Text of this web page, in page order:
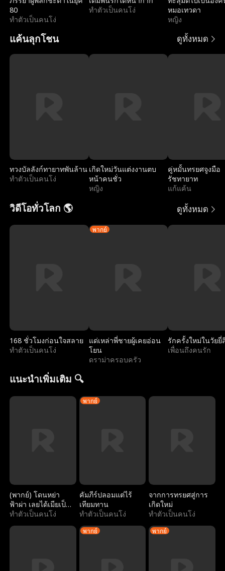
80
ทำตัวเป็นคนโง่
ทำตัวเป็นคนโง่
หมอเทวดา
หญิง
แค้นลุกโชน ดูทั้งหมด
ทวงบัลลังก์ทายาทพันล้าน
ทำตัวเป็นคนโง่
เกิดใหม่วันแต่งงานตบ
หน้าคนชั่ว
หญิง
คู่หมั้นทรยศจูงมือ
รัชทายาท
แก้แค้น
วิดีโอทั่วโลก 🌎 ดูทั้งหมด
168 ชั่วโมงก่อนใจสลาย
ทำตัวเป็นคนโง่
พากย์
แด่เหล่าพี่ชายผู้เคยอ่อน
โยน
ดราม่าครอบครัว
รักครั้งใหม่ในวัยยี่
เพื่อนถึงคนรัก
แนะนำเพิ่มเติม 🔍
(พากย์) โดนหย่า
ฟ้าผ่า เลยได้เมียเป็น
มหาเศรษฐี
ทำตัวเป็นคนโง่
พากย์
คัมภีร์ปลอมแต่ไร้
เทียมทาน
ทำตัวเป็นคนโง่
จากการทรยศสู่การ
เกิดใหม่
ทำตัวเป็นคนโง่
พากย์ พากย์